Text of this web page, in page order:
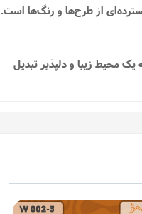
از طرح‌ها و رنگ‌ها است.
محیط زیبا و دلپذیر تبدیل